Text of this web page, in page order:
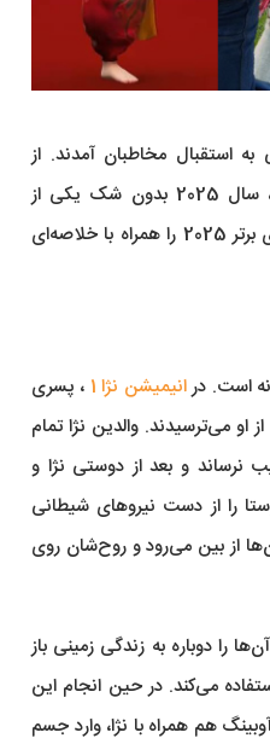
استقبال مخاطبان آمدند. از
ماجراجویی‌های پرهیجان و طنزهای خانوادگی گرفته تا کارتون‌هایی با ایده‌های نو و متفاوت، سال 2025 بدون شک یکی از
جذاب‌ترین سال‌ها برای دنیای انیمیشن است. در این بخش قصد داریم نام تعدادی از کارتون‌های برتر 2025 را همراه با خلاصه‌ای
است. درانیمیشن نژا 1 ، پسری
می‌ترسیدند. والدین نژا تمام
نرساند و بعد از دوستی نژا و
را از دست نیروهای شیطانی
از بین می‌رود و روح‌شان روی
را دوباره به زندگی زمینی باز
می‌کند. در حین انجام این
هم همراه با نژا، وارد جسم